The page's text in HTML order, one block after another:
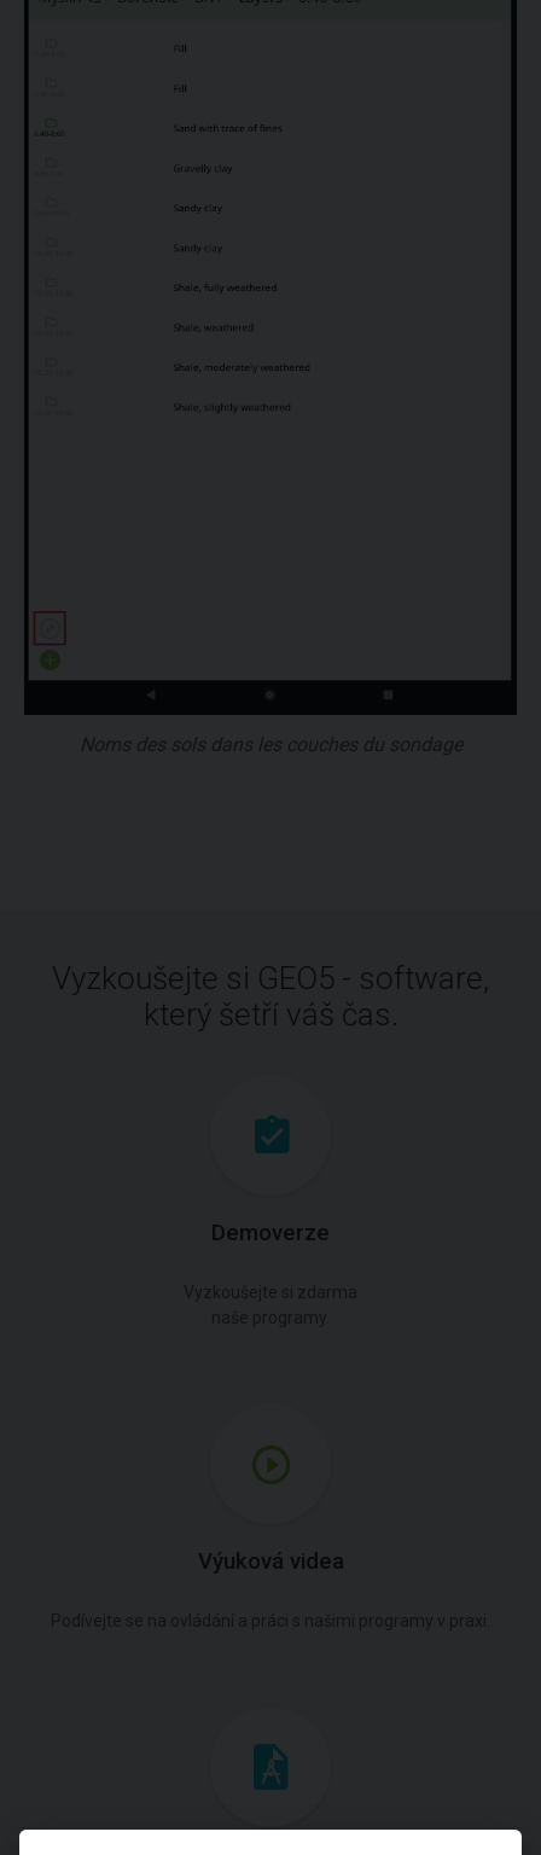
Noms des sols dans les couches du sondage
Vyzkoušejte si GEO5 - software,
který šetří váš čas.
Demoverze
Výuková videa